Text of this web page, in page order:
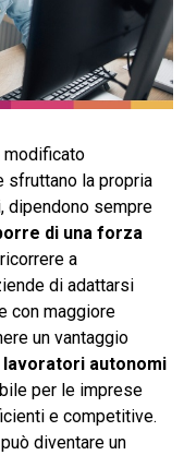
modificato
sfruttano la propria
dipendono sempre
di una forza
a
di adattarsi
con maggiore
un vantaggio
lavoratori autonomi
per le imprese
e competitive.
diventare un